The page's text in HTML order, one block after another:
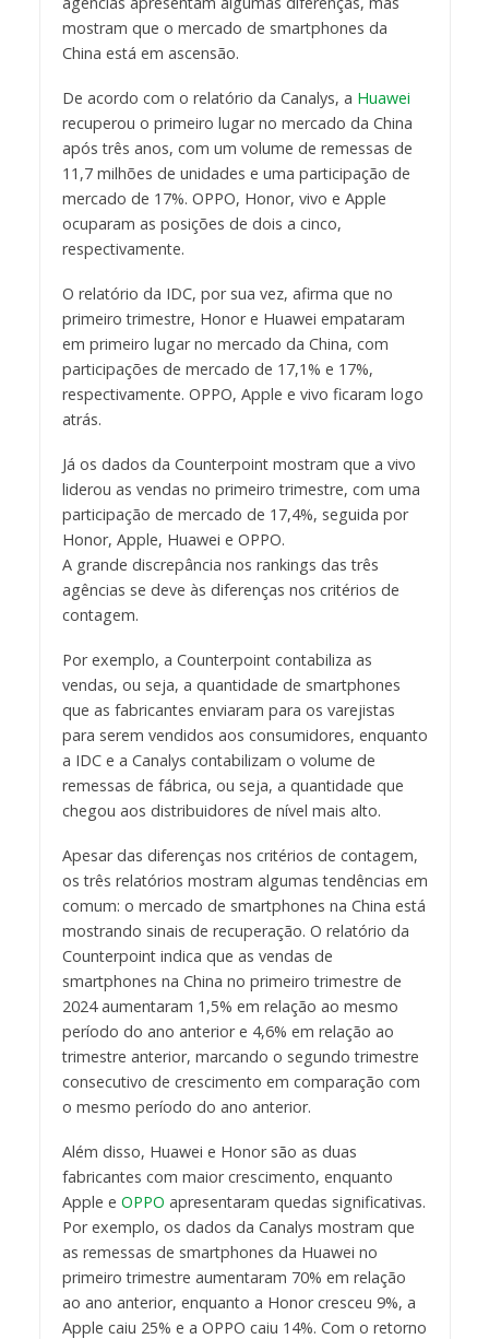
mostram que o mercado de smartphones da
China está em ascensão.
De acordo com o relatório da Canalys, a Huawei
recuperou o primeiro lugar no mercado da China
após três anos, com um volume de remessas de
11,7 milhões de unidades e uma participação de
mercado de 17%. OPPO, Honor, vivo e Apple
ocuparam as posições de dois a cinco,
respectivamente.
O relatório da IDC, por sua vez, afirma que no
primeiro trimestre, Honor e Huawei empataram
em primeiro lugar no mercado da China, com
participações de mercado de 17,1% e 17%,
respectivamente. OPPO, Apple e vivo ficaram logo
atrás.
Já os dados da Counterpoint mostram que a vivo
liderou as vendas no primeiro trimestre, com uma
participação de mercado de 17,4%, seguida por
Honor, Apple, Huawei e OPPO.
A grande discrepância nos rankings das três
agências se deve às diferenças nos critérios de
contagem.
Por exemplo, a Counterpoint contabiliza as
vendas, ou seja, a quantidade de smartphones
que as fabricantes enviaram para os varejistas
para serem vendidos aos consumidores, enquanto
a IDC e a Canalys contabilizam o volume de
remessas de fábrica, ou seja, a quantidade que
chegou aos distribuidores de nível mais alto.
Apesar das diferenças nos critérios de contagem,
os três relatórios mostram algumas tendências em
comum: o mercado de smartphones na China está
mostrando sinais de recuperação. O relatório da
Counterpoint indica que as vendas de
smartphones na China no primeiro trimestre de
2024 aumentaram 1,5% em relação ao mesmo
período do ano anterior e 4,6% em relação ao
trimestre anterior, marcando o segundo trimestre
consecutivo de crescimento em comparação com
o mesmo período do ano anterior.
Além disso, Huawei e Honor são as duas
fabricantes com maior crescimento, enquanto
Apple e OPPO apresentaram quedas significativas.
Por exemplo, os dados da Canalys mostram que
as remessas de smartphones da Huawei no
primeiro trimestre aumentaram 70% em relação
ao ano anterior, enquanto a Honor cresceu 9%, a
Apple caiu 25% e a OPPO caiu 14%. Com o retorno